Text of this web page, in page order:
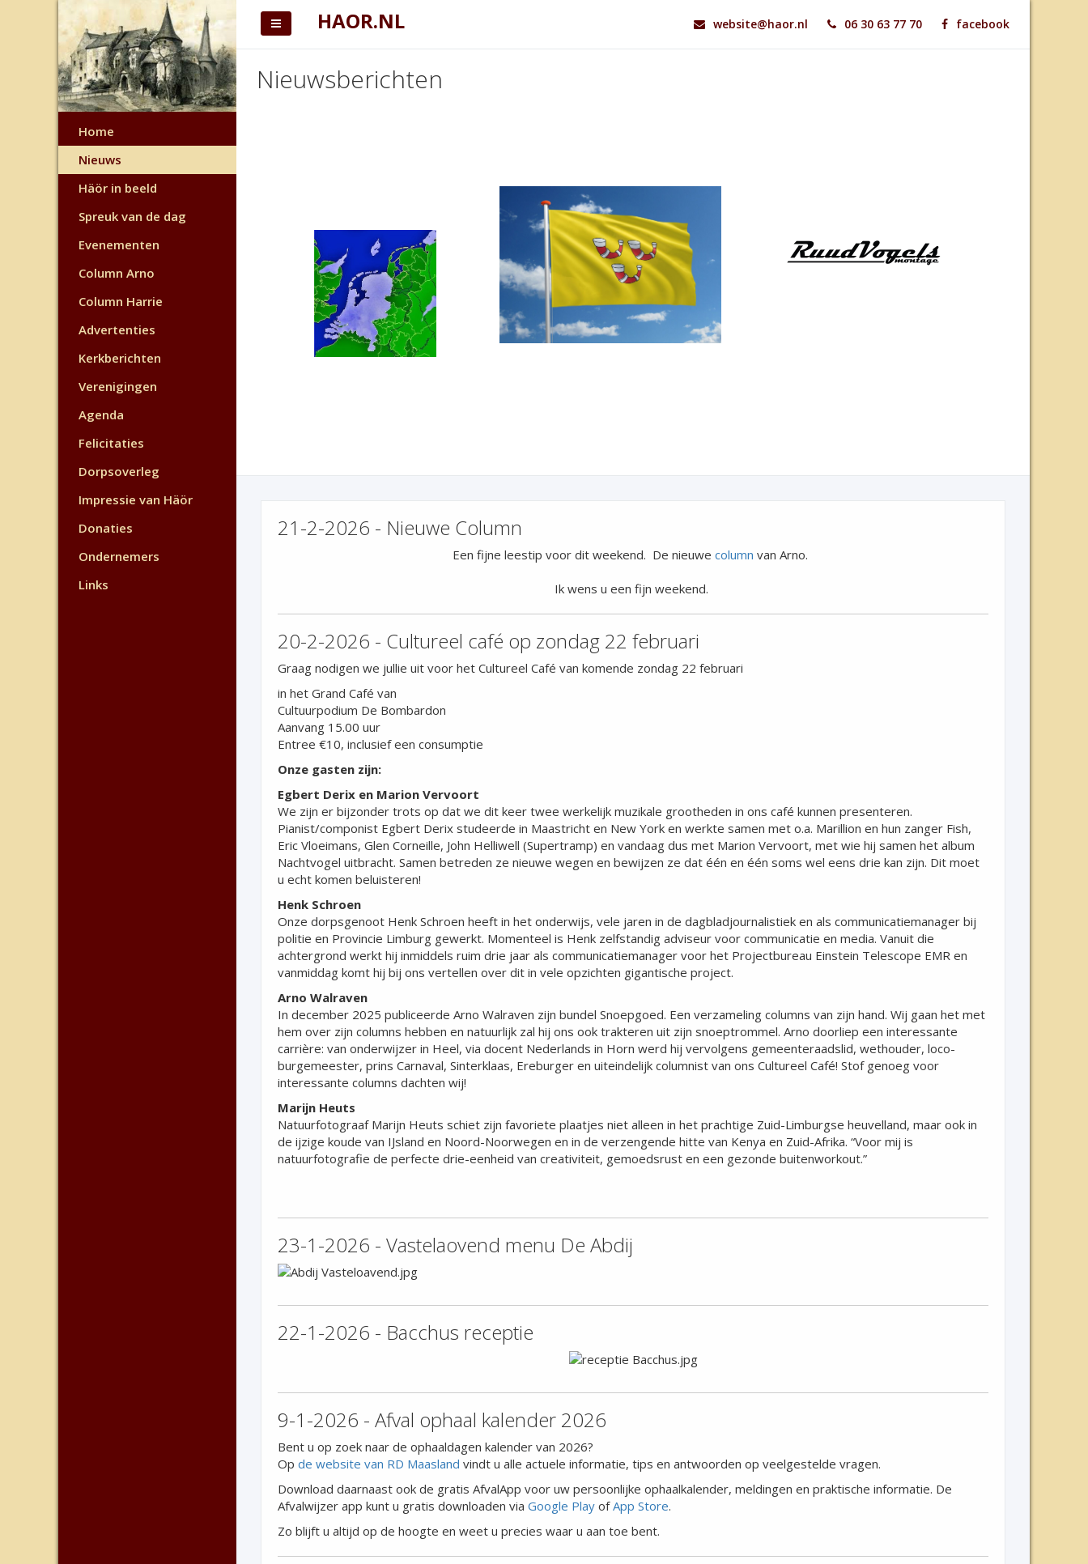
Home
Nieuws
Häör in beeld
Spreuk van de dag
Evenementen
Column Arno
Column Harrie
Advertenties
Kerkberichten
Verenigingen
Agenda
Felicitaties
Dorpsoverleg
Impressie van Häör
Donaties
Ondernemers
Links
HAOR.NL website@haor.nl 06 30 63 77 70 facebook
Nieuwsberichten
21-2-2026 - Nieuwe Column
Een fijne leestip voor dit weekend. De nieuwe column van Arno.
Ik wens u een fijn weekend.
20-2-2026 - Cultureel café op zondag 22 februari
Graag nodigen we jullie uit voor het Cultureel Café van komende zondag 22 februari
in het Grand Café van
Cultuurpodium De Bombardon
Aanvang 15.00 uur
Entree €10, inclusief een consumptie
Onze gasten zijn:
Egbert Derix en Marion Vervoort
We zijn er bijzonder trots op dat we dit keer twee werkelijk muzikale grootheden in ons café kunnen presenteren.
Pianist/componist Egbert Derix studeerde in Maastricht en New York en werkte samen met o.a. Marillion en hun zanger Fish,
Eric Vloeimans, Glen Corneille, John Helliwell (Supertramp) en vandaag dus met Marion Vervoort, met wie hij samen het album
Nachtvogel uitbracht. Samen betreden ze nieuwe wegen en bewijzen ze dat één en één soms wel eens drie kan zijn. Dit moet
u echt komen beluisteren!
Henk Schroen
Onze dorpsgenoot Henk Schroen heeft in het onderwijs, vele jaren in de dagbladjournalistiek en als communicatiemanager bij
politie en Provincie Limburg gewerkt. Momenteel is Henk zelfstandig adviseur voor communicatie en media. Vanuit die
achtergrond werkt hij inmiddels ruim drie jaar als communicatiemanager voor het Projectbureau Einstein Telescope EMR en
vanmiddag komt hij bij ons vertellen over dit in vele opzichten gigantische project.
Arno Walraven
In december 2025 publiceerde Arno Walraven zijn bundel Snoepgoed. Een verzameling columns van zijn hand. Wij gaan het met
hem over zijn columns hebben en natuurlijk zal hij ons ook trakteren uit zijn snoeptrommel. Arno doorliep een interessante
carrière: van onderwijzer in Heel, via docent Nederlands in Horn werd hij vervolgens gemeenteraadslid, wethouder, loco-
burgemeester, prins Carnaval, Sinterklaas, Ereburger en uiteindelijk columnist van ons Cultureel Café! Stof genoeg voor
interessante columns dachten wij!
Marijn Heuts
Natuurfotograaf Marijn Heuts schiet zijn favoriete plaatjes niet alleen in het prachtige Zuid-Limburgse heuvelland, maar ook in
de ijzige koude van IJsland en Noord-Noorwegen en in de verzengende hitte van Kenya en Zuid-Afrika. “Voor mij is
natuurfotografie de perfecte drie-eenheid van creativiteit, gemoedsrust en een gezonde buitenworkout.”
23-1-2026 - Vastelaovend menu De Abdij
22-1-2026 - Bacchus receptie
9-1-2026 - Afval ophaal kalender 2026
Bent u op zoek naar de ophaaldagen kalender van 2026?
Op de website van RD Maasland vindt u alle actuele informatie, tips en antwoorden op veelgestelde vragen.
Download daarnaast ook de gratis AfvalApp voor uw persoonlijke ophaalkalender, meldingen en praktische informatie. De
Afvalwijzer app kunt u gratis downloaden via Google Play ofApp Store.
Zo blijft u altijd op de hoogte en weet u precies waar u aan toe bent.